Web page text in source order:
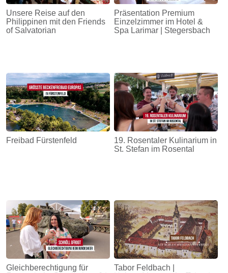
Unsere Reise auf den
Philippinen mit den Friends
of Salvatorian
Präsentation Premium
Einzelzimmer im Hotel &
Spa Larimar | Stegersbach
Freibad Fürstenfeld
19. Rosentaler Kulinarium in
St. Stefan im Rosental
Gleichberechtigung für
Tabor Feldbach |